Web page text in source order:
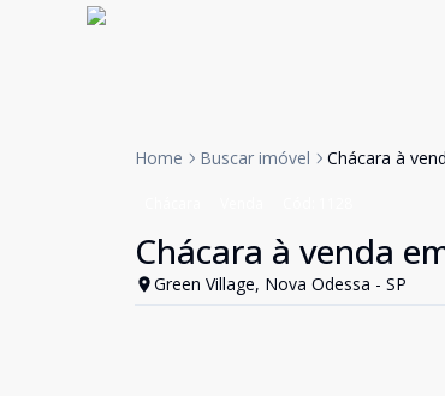
Home Buscar imóvel Chácara à
Chácara à venda
Green Village, Nova Odessa - SP